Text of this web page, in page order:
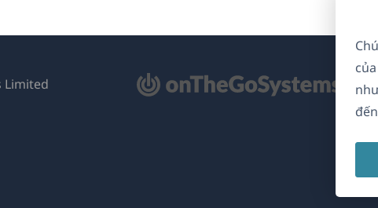
Limited